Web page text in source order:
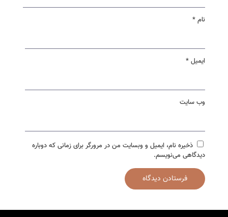
نام *
ایمیل *
وب‌ سایت
ذخیره نام، ایمیل و وبسایت من در مرورگر برای زمانی که دوباره
دیدگاهی می‌نویسم.